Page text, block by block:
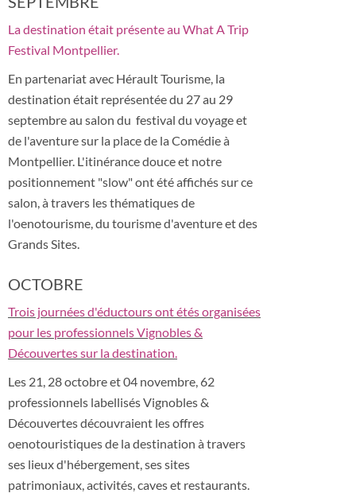
La destination était présente au What A Trip
Festival Montpellier.
En partenariat avec Hérault Tourisme, la
destination était représentée du 27 au 29
septembre au salon du festival du voyage et
de l'aventure sur la place de la Comédie à
Montpellier. L'itinérance douce et notre
positionnement "slow" ont été affichés sur ce
salon, à travers les thématiques de
l'oenotourisme, du tourisme d'aventure et des
Grands Sites.
OCTOBRE
Trois journées d'éductours ont étés organisées
pour les professionnels Vignobles &
Découvertes sur la destination.
Les 21, 28 octobre et 04 novembre, 62
professionnels labellisés Vignobles &
Découvertes découvraient les offres
oenotouristiques de la destination à travers
ses lieux d'hébergement, ses sites
patrimoniaux, activités, caves et restaurants.